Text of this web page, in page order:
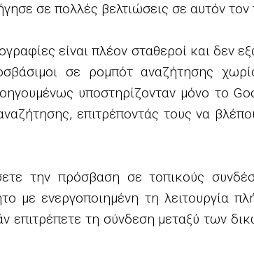
σε πολλές βελτιώσεις σε αυτόν
είναι πλέον σταθεροί και δεν
σε ρομπότ αναζήτησης
υποστηρίζονταν μόνο το
επιτρέποντάς τους να
την πρόσβαση σε τοπικούς
με ενεργοποιημένη τη λειτουργία
επιτρέπετε τη σύνδεση μεταξύ των